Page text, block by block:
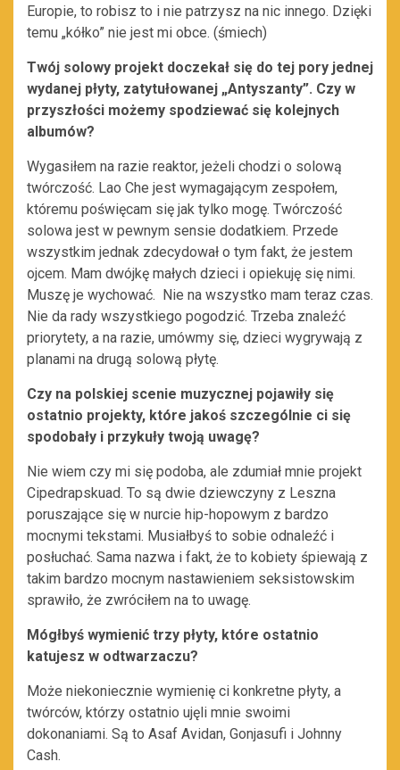
Europie, to robisz to i nie patrzysz na nic innego. Dzięki
temu „kółko” nie jest mi obce. (śmiech)
Twój solowy projekt doczekał się do tej pory jednej
wydanej płyty, zatytułowanej „Antyszanty”. Czy w
przyszłości możemy spodziewać się kolejnych
albumów?
Wygasiłem na razie reaktor, jeżeli chodzi o solową
twórczość. Lao Che jest wymagającym zespołem,
któremu poświęcam się jak tylko mogę. Twórczość
solowa jest w pewnym sensie dodatkiem. Przede
wszystkim jednak zdecydował o tym fakt, że jestem
ojcem. Mam dwójkę małych dzieci i opiekuję się nimi.
Muszę je wychować. Nie na wszystko mam teraz czas.
Nie da rady wszystkiego pogodzić. Trzeba znaleźć
priorytety, a na razie, umówmy się, dzieci wygrywają z
planami na drugą solową płytę.
Czy na polskiej scenie muzycznej pojawiły się
ostatnio projekty, które jakoś szczególnie ci się
spodobały i przykuły twoją uwagę?
Nie wiem czy mi się podoba, ale zdumiał mnie projekt
Cipedrapskuad. To są dwie dziewczyny z Leszna
poruszające się w nurcie hip-hopowym z bardzo
mocnymi tekstami. Musiałbyś to sobie odnaleźć i
posłuchać. Sama nazwa i fakt, że to kobiety śpiewają z
takim bardzo mocnym nastawieniem seksistowskim
sprawiło, że zwróciłem na to uwagę.
Mógłbyś wymienić trzy płyty, które ostatnio
katujesz w odtwarzaczu?
Może niekoniecznie wymienię ci konkretne płyty, a
twórców, którzy ostatnio ujęli mnie swoimi
dokonaniami. Są to Asaf Avidan, Gonjasufi i Johnny
Cash.